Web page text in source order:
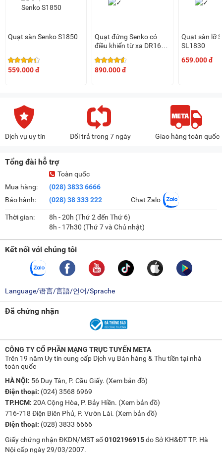
Quạt sàn Senko S1850
559.000 đ
Quạt đứng Senko có
điều khiển từ xa DR1608
890.000 đ
Quạt sàn lỡ
SL1830
659.000 đ
Dịch vụ uy tín Đổi trả trong 7 ngày Giao hàng toàn quốc
Tổng đài hỗ trợ
Mua hàng:
Bảo hành:
Toàn quốc
(028) 3833 6666
(028) 38 333 222
Chat Zalo
Thời gian:
8h - 20h (Thứ 2 đến Thứ 6)
8h - 17h30 (Thứ 7 và Chủ nhật)
Kết nối với chúng tôi
Language/语言/言語/언어/Sprache
Đã chứng nhận
CÔNG TY CỔ PHẦN MẠNG TRỰC TUYẾN META
Trên 19 năm Uy tín cung cấp Dịch vụ Bán hàng & Thu tiền tại nhà
toàn quốc
HÀ NỘI: 56 Duy Tân, P. Cầu Giấy. (Xem bản đồ)
Điện thoại: (024) 3568 6969
TP.HCM: 20A Cộng Hòa, P. Bảy Hiền. (Xem bản đồ)
716-718 Điện Biên Phủ, P. Vườn Lài. (Xem bản đồ)
Điện thoại: (028) 3833 6666
Giấy chứng nhận ĐKDN/MST số0102196915do Sở KH&ĐT TP. Hà
Nội cấp ngày 29/03/2007.